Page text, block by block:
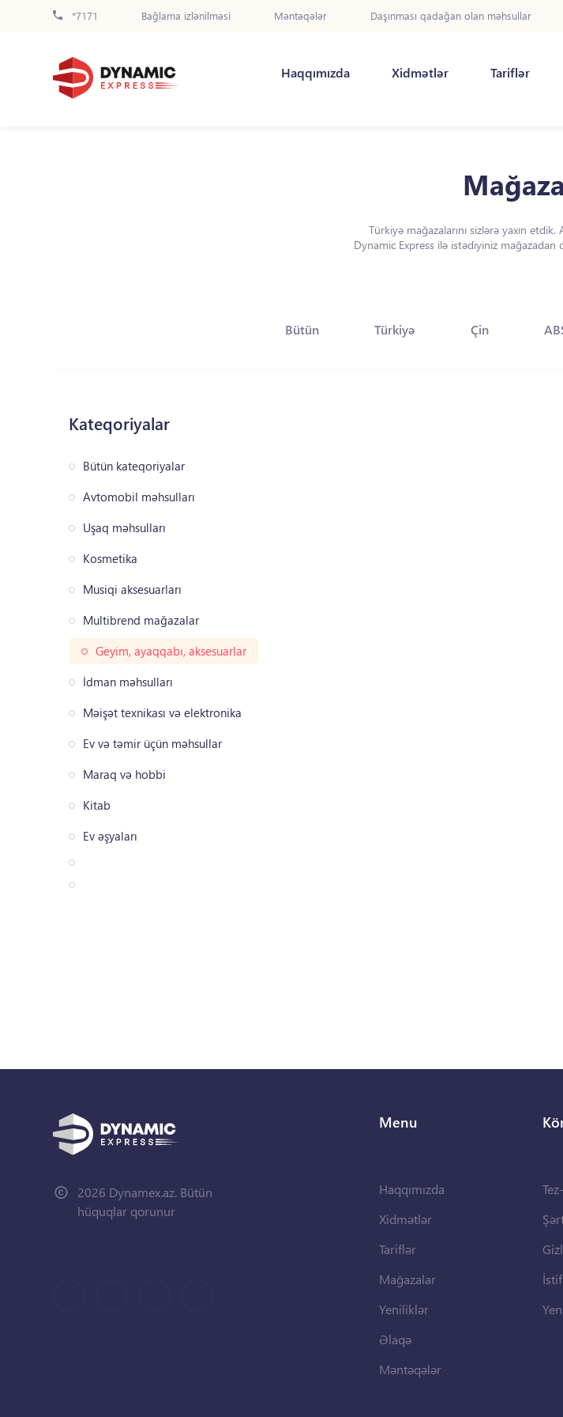
*7171 Bağlama izlənilməsi Məntəqələr Daşınması qadağan olan məhsullar
Haqqımızda Xidmətlər Tariflər
Türkiyə mağazalarını sizlərə yaxın
Dynamic Express ilə istədiyiniz mağazadan
Bütün Türkiyə Çin
Kateqoriyalar
Bütün kateqoriyalar
Avtomobil məhsulları
Uşaq məhsulları
Kosmetika
Musiqi aksesuarları
Multibrend mağazalar
Geyim, ayaqqabı, aksesuarlar
İdman məhsulları
Məişət texnikası və elektronika
Ev və təmir üçün məhsullar
Maraq və hobbi
Kitab
Ev əşyaları
2026 Dynamex.az. Bütün
hüquqlar qorunur
Menu
Haqqımızda
Xidmətlər
Tariflər
Mağazalar
Yeniliklər
Əlaqə
Məntəqələr